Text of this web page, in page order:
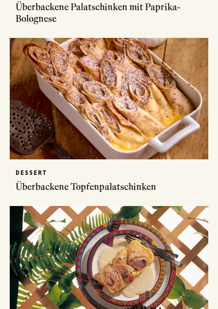
Überbackene Palatschinken mit Paprika-
Bolognese
DESSERT
Überbackene Topfenpalatschinken